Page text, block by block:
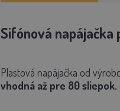
Sifónová napájačka
Plastová napájačka od
vhodná až pre 80 sliepok.